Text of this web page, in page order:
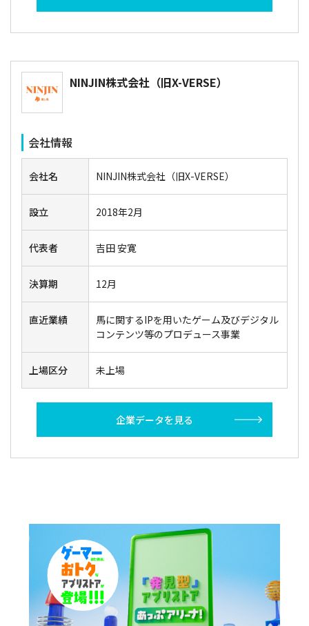
NINJIN株式会社（旧X-VERSE）
会社情報
会社名 NINJIN株式会社（旧X-VERSE）
設立 2018年2月
代表者 吉田 安寛
決算期 12月
直近業績
馬に関するIPを用いたゲーム及びデジタル
コンテンツ等のプロデュース事業
上場区分 未上場
企業データを見る